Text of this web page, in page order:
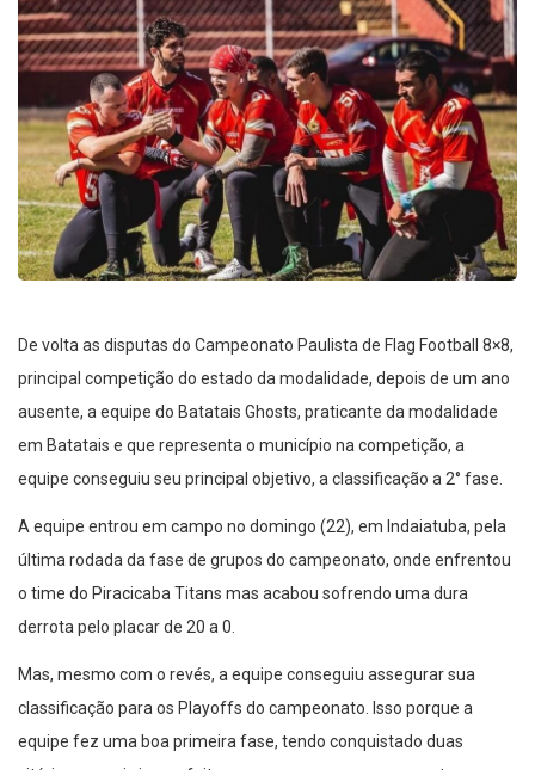
De volta as disputas do Campeonato Paulista de Flag Football 8×8,
principal competição do estado da modalidade, depois de um ano
ausente, a equipe do Batatais Ghosts, praticante da modalidade
em Batatais e que representa o município na competição, a
equipe conseguiu seu principal objetivo, a classificação a 2° fase.
A equipe entrou em campo no domingo (22), em Indaiatuba, pela
última rodada da fase de grupos do campeonato, onde enfrentou
o time do Piracicaba Titans mas acabou sofrendo uma dura
derrota pelo placar de 20 a 0.
Mas, mesmo com o revés, a equipe conseguiu assegurar sua
classificação para os Playoffs do campeonato. Isso porque a
equipe fez uma boa primeira fase, tendo conquistado duas